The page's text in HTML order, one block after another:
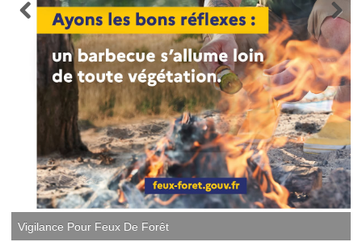
Vigilance Pour Feux De Forêt